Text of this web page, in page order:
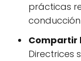
prácticas
Compartir
Directrices